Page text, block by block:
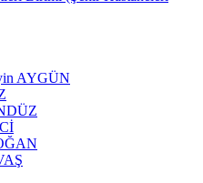
AYGÜN